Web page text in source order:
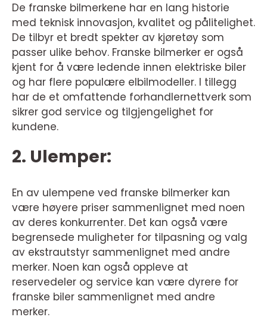
De franske bilmerkene har en lang historie
med teknisk innovasjon, kvalitet og pålitelighet.
De tilbyr et bredt spekter av kjøretøy som
passer ulike behov. Franske bilmerker er også
kjent for å være ledende innen elektriske biler
og har flere populære elbilmodeller. I tillegg
har de et omfattende forhandlernettverk som
sikrer god service og tilgjengelighet for
kundene.
2. Ulemper:
En av ulempene ved franske bilmerker kan
være høyere priser sammenlignet med noen
av deres konkurrenter. Det kan også være
begrensede muligheter for tilpasning og valg
av ekstrautstyr sammenlignet med andre
merker. Noen kan også oppleve at
reservedeler og service kan være dyrere for
franske biler sammenlignet med andre
merker.